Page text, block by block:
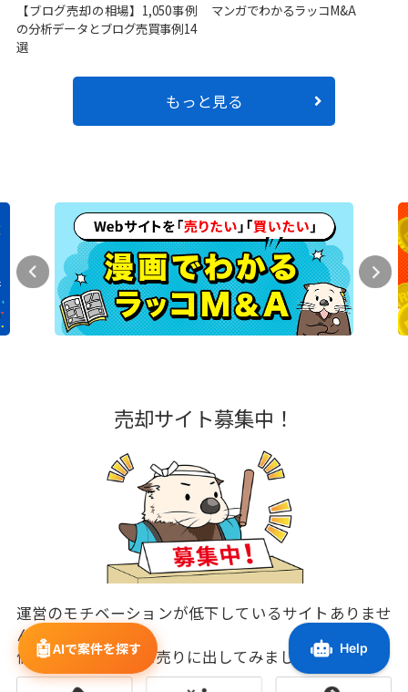
【ブログ売却の相場】1,050事例
の分析データとブログ売買事例14
選
マンガでわかるラッコM&A
もっと見る
売却サイト募集中！
運営のモチベーションが低下しているサイトありませ
んか？
価値が低下する前に売りに出してみましょう！
🤖AIで案件を探す